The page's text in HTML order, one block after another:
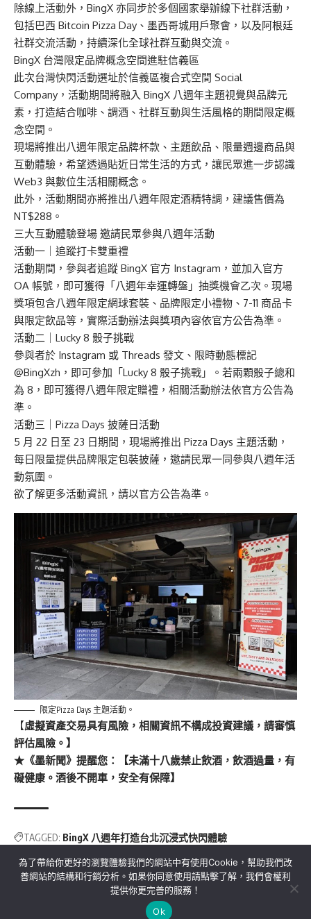
除線上活動外，BingX 亦同步於多個國家舉辦線下社群活動，
包括巴西 Bitcoin Pizza Day、墨西哥城用戶聚會，以及阿根廷
社群交流活動，持續深化全球社群互動與交流。
BingX 台灣限定品牌概念空間進駐信義區
此次台灣快閃活動選址於信義區複合式空間 Social
Company，活動期間將融入 BingX 八週年主題視覺與品牌元
素，打造結合咖啡、調酒、社群互動與生活風格的期間限定概
念空間。
現場將推出八週年限定品牌杯款、主題飲品、限量週邊商品與
互動體驗，希望透過貼近日常生活的方式，讓民眾進一步認識
Web3 與數位生活相關概念。
此外，活動期間亦將推出八週年限定酒精特調，建議售價為
NT$288。
三大互動體驗登場 邀請民眾參與八週年活動
活動一｜追蹤打卡雙重禮
活動期間，參與者追蹤 BingX 官方 Instagram，並加入官方
OA 帳號，即可獲得「八週年幸運轉盤」抽獎機會乙次。現場
獎項包含八週年限定網球套裝、品牌限定小禮物、7-11 商品卡
與限定飲品等，實際活動辦法與獎項內容依官方公告為準。
活動二｜Lucky 8 骰子挑戰
參與者於 Instagram 或 Threads 發文、限時動態標記
@BingXzh，即可參加「Lucky 8 骰子挑戰」。若兩顆骰子總和
為 8，即可獲得八週年限定贈禮，相關活動辦法依官方公告為
準。
活動三｜Pizza Days 披薩日活動
5 月 22 日至 23 日期間，現場將推出 Pizza Days 主題活動，
每日限量提供品牌限定包裝披薩，邀請民眾一同參與八週年活
動氛圍。
欲了解更多活動資訊，請以官方公告為準。
限定Pizza Days 主題活動。
【虛擬資產交易具有風險，相關資訊不構成投資建議，請審慎
評估風險。】
★《墨新聞》提醒您：【未滿十八歲禁止飲酒，飲酒過量，有
礙健康。酒後不開車，安全有保障】
TAGGED: BingX 八週年打造台北沉浸式快閃體驗
關於我們 隱私權政策 聯絡我們
為了帶給你更好的瀏覽體驗我們的網站中有使用Cookie，幫助我們改
善網站的結構和行銷分析。如果你同意使用請點擊了解，我們會權利
提供你更完善的服務！
Ok